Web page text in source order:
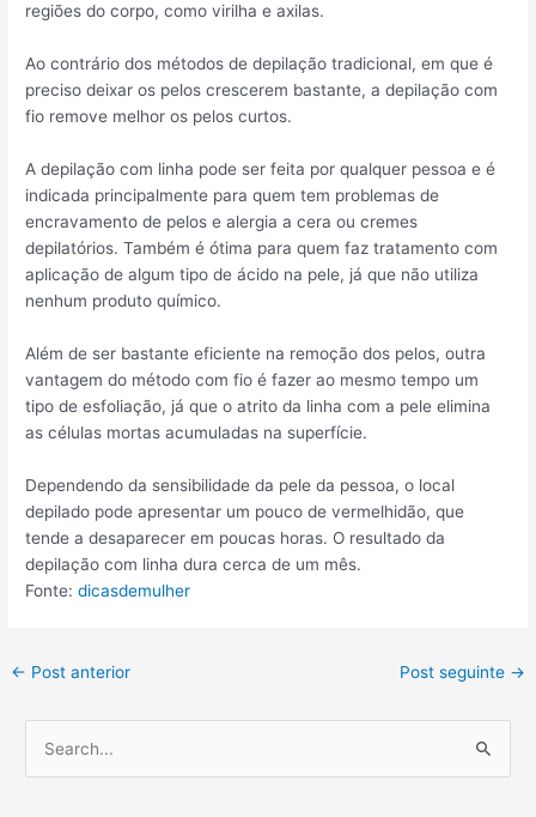
regiões do corpo, como virilha e axilas.
Ao contrário dos métodos de depilação tradicional, em que é
preciso deixar os pelos crescerem bastante, a depilação com
fio remove melhor os pelos curtos.
A depilação com linha pode ser feita por qualquer pessoa e é
indicada principalmente para quem tem problemas de
encravamento de pelos e alergia a cera ou cremes
depilatórios. Também é ótima para quem faz tratamento com
aplicação de algum tipo de ácido na pele, já que não utiliza
nenhum produto químico.
Além de ser bastante eficiente na remoção dos pelos, outra
vantagem do método com fio é fazer ao mesmo tempo um
tipo de esfoliação, já que o atrito da linha com a pele elimina
as células mortas acumuladas na superfície.
Dependendo da sensibilidade da pele da pessoa, o local
depilado pode apresentar um pouco de vermelhidão, que
tende a desaparecer em poucas horas. O resultado da
depilação com linha dura cerca de um mês.
Fonte:dicasdemulher
← Post anterior Post seguinte →